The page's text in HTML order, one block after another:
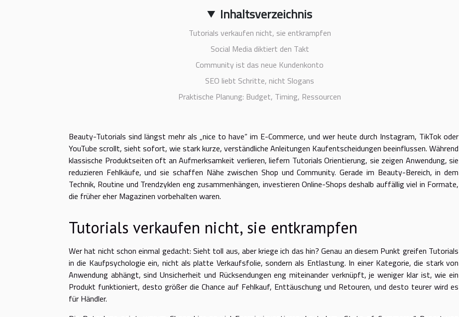
Inhaltsverzeichnis
Tutorials verkaufen nicht, sie entkrampfen
Social Media diktiert den Takt
Community ist das neue Kundenkonto
SEO liebt Schritte, nicht Slogans
Praktische Planung: Budget, Timing, Ressourcen
Beauty-Tutorials sind längst mehr als „nice to have“ im E-Commerce, und wer heute durch Instagram, TikTok oder
YouTube scrollt, sieht sofort, wie stark kurze, verständliche Anleitungen Kaufentscheidungen beeinflussen. Während
klassische Produktseiten oft an Aufmerksamkeit verlieren, liefern Tutorials Orientierung, sie zeigen Anwendung, sie
reduzieren Fehlkäufe, und sie schaffen Nähe zwischen Shop und Community. Gerade im Beauty-Bereich, in dem
Technik, Routine und Trendzyklen eng zusammenhängen, investieren Online-Shops deshalb auffällig viel in Formate,
die früher eher Magazinen vorbehalten waren.
Tutorials verkaufen nicht, sie entkrampfen
Wer hat nicht schon einmal gedacht: Sieht toll aus, aber kriege ich das hin? Genau an diesem Punkt greifen Tutorials
in die Kaufpsychologie ein, nicht als platte Verkaufsfolie, sondern als Entlastung. In einer Kategorie, die stark von
Anwendung abhängt, sind Unsicherheit und Rücksendungen eng miteinander verknüpft, je weniger klar ist, wie ein
Produkt funktioniert, desto größer die Chance auf Fehlkauf, Enttäuschung und Retouren, und desto teurer wird es
für Händler.